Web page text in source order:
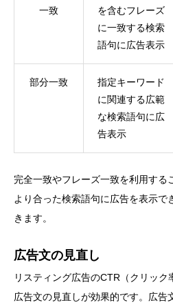
一致
を含むフレーズ
に一致する検索
語句に広告表示
部分一致
指定キーワード
に関連する広範
な検索語句に広
告表示
完全一致やフレーズ一致を利用する
より合った検索語句に広告を表示で
きます。
広告文の見直し
リスティング広告のCTR（クリック
広告文の見直しが効果的です。広告